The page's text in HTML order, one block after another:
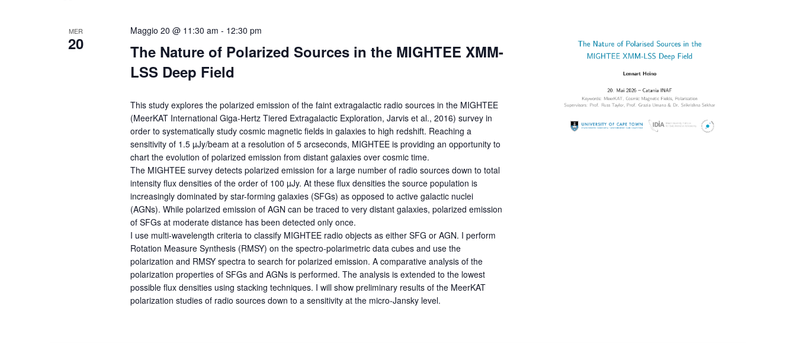
MER
20
The Nature of Polarized Sources in the MIGHTEE XMM-
LSS Deep Field
Maggio 20 @ 11:30 am - 12:30 pm
This study explores the polarized emission of the faint extragalactic radio sources in the MIGHTEE
(MeerKAT International Giga-Hertz Tiered Extragalactic Exploration, Jarvis et al., 2016) survey in
order to systematically study cosmic magnetic fields in galaxies to high redshift. Reaching a
sensitivity of 1.5 µJy/beam at a resolution of 5 arcseconds, MIGHTEE is providing an opportunity to
chart the evolution of polarized emission from distant galaxies over cosmic time.
The MIGHTEE survey detects polarized emission for a large number of radio sources down to total
intensity flux densities of the order of 100 µJy. At these flux densities the source population is
increasingly dominated by star-forming galaxies (SFGs) as opposed to active galactic nuclei
(AGNs). While polarized emission of AGN can be traced to very distant galaxies, polarized emission
of SFGs at moderate distance has been detected only once.
I use multi-wavelength criteria to classify MIGHTEE radio objects as either SFG or AGN. I perform
Rotation Measure Synthesis (RMSY) on the spectro-polarimetric data cubes and use the
polarization and RMSY spectra to search for polarized emission. A comparative analysis of the
polarization properties of SFGs and AGNs is performed. The analysis is extended to the lowest
possible flux densities using stacking techniques. I will show preliminary results of the MeerKAT
polarization studies of radio sources down to a sensitivity at the micro-Jansky level.